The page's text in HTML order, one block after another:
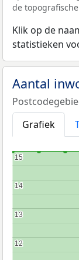
de
Klik op de
statistieken
Aantal
Grafiek
12
12
13
13
14
14
15
15